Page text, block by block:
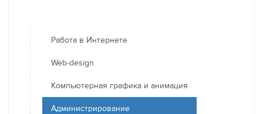
Работа в Интернете
Web-design
Компьютерная графика и анимация
Администрирование